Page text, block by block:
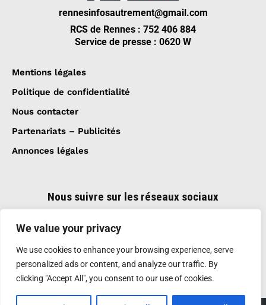
We value your privacy
We use cookies to enhance your browsing experience, serve
personalized ads or content, and analyze our traffic. By
clicking "Accept All", you consent to our use of cookies.
rennesinfosautrement@gmail.com
RCS de Rennes : 752 406 884
Service de presse : 0620 W
Mentions légales
Politique de confidentialité
Nous contacter
Partenariats – Publicités
Annonces légales
Nous suivre sur les réseaux sociaux